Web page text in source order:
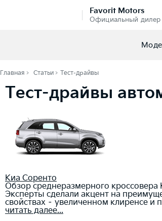
Favorit Motors
Официальный дилер
Главная Статьи Тест-драйвы
Тест-драйвы
Киа Соренто
Обзор среднеразмерного
Эксперты сделали акцент на
свойствах – увеличенном клиренсе
читать далее...